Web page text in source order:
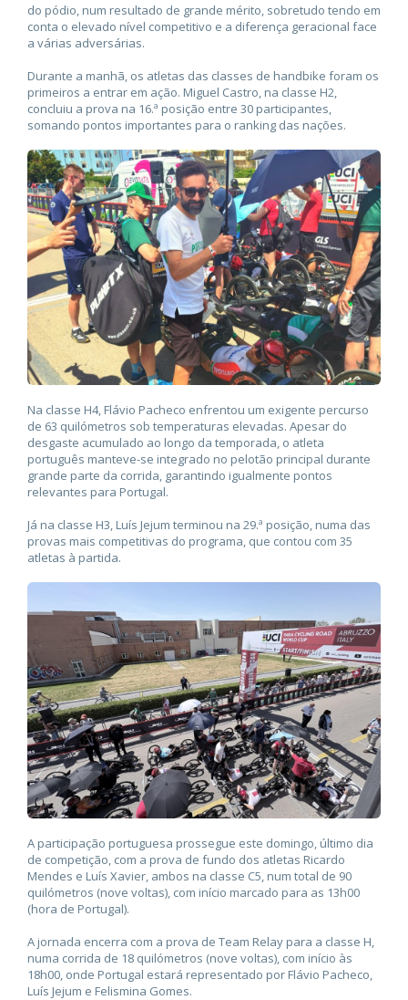
do pódio, num resultado de grande mérito, sobretudo tendo em
conta o elevado nível competitivo e a diferença geracional face
a várias adversárias.
Durante a manhã, os atletas das classes de handbike foram os
primeiros a entrar em ação. Miguel Castro, na classe H2,
concluiu a prova na 16.ª posição entre 30 participantes,
somando pontos importantes para o ranking das nações.
Na classe H4, Flávio Pacheco enfrentou um exigente percurso
de 63 quilómetros sob temperaturas elevadas. Apesar do
desgaste acumulado ao longo da temporada, o atleta
português manteve-se integrado no pelotão principal durante
grande parte da corrida, garantindo igualmente pontos
relevantes para Portugal.
Já na classe H3, Luís Jejum terminou na 29.ª posição, numa das
provas mais competitivas do programa, que contou com 35
atletas à partida.
A participação portuguesa prossegue este domingo, último dia
de competição, com a prova de fundo dos atletas Ricardo
Mendes e Luís Xavier, ambos na classe C5, num total de 90
quilómetros (nove voltas), com início marcado para as 13h00
(hora de Portugal).
A jornada encerra com a prova de Team Relay para a classe H,
numa corrida de 18 quilómetros (nove voltas), com início às
18h00, onde Portugal estará representado por Flávio Pacheco,
Luís Jejum e Felismina Gomes.